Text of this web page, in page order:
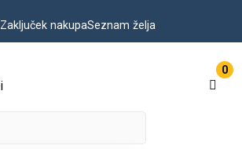
Zaključek nakupaSeznam želja
0